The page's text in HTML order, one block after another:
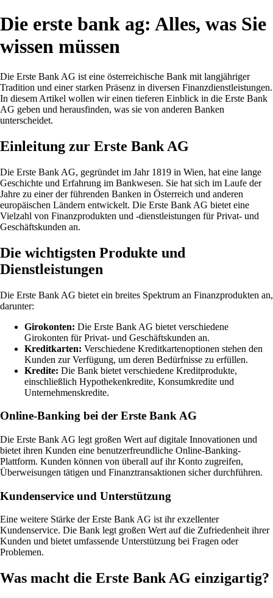
Die erste bank ag: Alles, was Sie
wissen müssen
Die Erste Bank AG ist eine österreichische Bank mit langjähriger
Tradition und einer starken Präsenz in diversen Finanzdienstleistungen.
In diesem Artikel wollen wir einen tieferen Einblick in die Erste Bank
AG geben und herausfinden, was sie von anderen Banken
unterscheidet.
Einleitung zur Erste Bank AG
Die Erste Bank AG, gegründet im Jahr 1819 in Wien, hat eine lange
Geschichte und Erfahrung im Bankwesen. Sie hat sich im Laufe der
Jahre zu einer der führenden Banken in Österreich und anderen
europäischen Ländern entwickelt. Die Erste Bank AG bietet eine
Vielzahl von Finanzprodukten und -dienstleistungen für Privat- und
Geschäftskunden an.
Die wichtigsten Produkte und
Dienstleistungen
Die Erste Bank AG bietet ein breites Spektrum an Finanzprodukten an,
darunter:
Girokonten: Die Erste Bank AG bietet verschiedene
Girokonten für Privat- und Geschäftskunden an.
Kreditkarten: Verschiedene Kreditkartenoptionen stehen den
Kunden zur Verfügung, um deren Bedürfnisse zu erfüllen.
Kredite: Die Bank bietet verschiedene Kreditprodukte,
einschließlich Hypothekenkredite, Konsumkredite und
Unternehmenskredite.
Online-Banking bei der Erste Bank AG
Die Erste Bank AG legt großen Wert auf digitale Innovationen und
bietet ihren Kunden eine benutzerfreundliche Online-Banking-
Plattform. Kunden können von überall auf ihr Konto zugreifen,
Überweisungen tätigen und Finanztransaktionen sicher durchführen.
Kundenservice und Unterstützung
Eine weitere Stärke der Erste Bank AG ist ihr exzellenter
Kundenservice. Die Bank legt großen Wert auf die Zufriedenheit ihrer
Kunden und bietet umfassende Unterstützung bei Fragen oder
Problemen.
Was macht die Erste Bank AG einzigartig?